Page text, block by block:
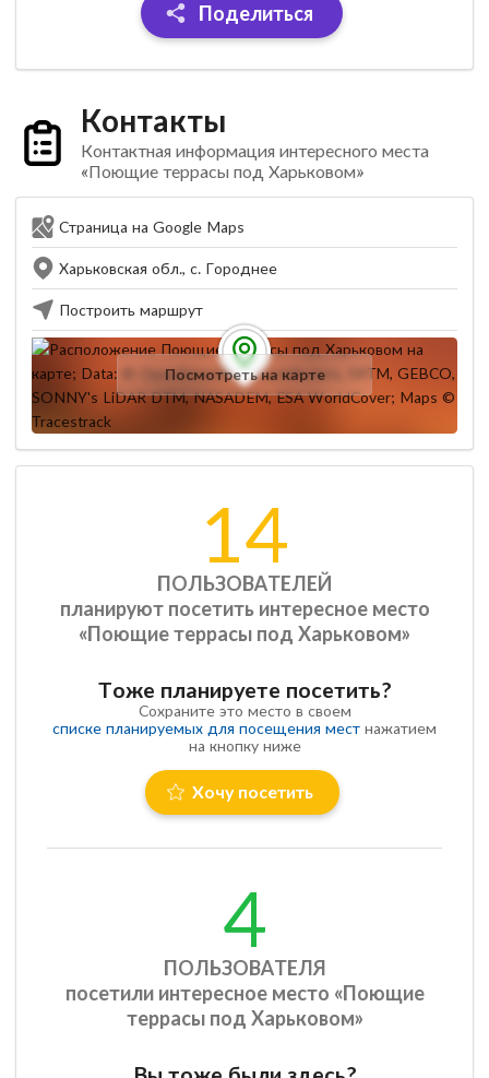
Поделиться
Контакты
Контактная информация интересного места
«Поющие террасы под Харьковом»
Страница на Google Maps
Харьковская обл., с. Городнее
Построить маршрут
Посмотреть на карте
14
ПОЛЬЗОВАТЕЛЕЙ
планируют посетить интересное место
«Поющие террасы под Харьковом»
Тоже планируете посетить?
Сохраните это место в своем
списке планируемых для посещения мест нажатием
на кнопку ниже
Хочу посетить
4
ПОЛЬЗОВАТЕЛЯ
посетили интересное место «Поющие
террасы под Харьковом»